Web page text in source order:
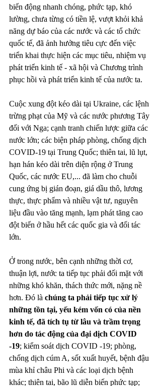
biến động nhanh chóng, phức tạp, khó
lường, chưa từng có tiền lệ, vượt khỏi khả
năng dự báo của các nước và các tổ chức
quốc tế, đã ảnh hưởng tiêu cực đến việc
triển khai thực hiện các mục tiêu, nhiệm vụ
phát triển kinh tế - xã hội và Chương trình
phục hồi và phát triển kinh tế của nước ta.
Cuộc xung đột kéo dài tại Ukraine, các lệnh
trừng phạt của Mỹ và các nước phương Tây
đối với Nga; cạnh tranh chiến lược giữa các
nước lớn; các biện pháp phòng, chống dịch
COVID-19 tại Trung Quốc; thiên tai, lũ lụt,
hạn hán kéo dài trên diện rộng ở Trung
Quốc, các nước EU,... đã làm cho chuỗi
cung ứng bị gián đoạn, giá dầu thô, lương
thực, thực phẩm và nhiều vật tư, nguyên
liệu đầu vào tăng mạnh, lạm phát tăng cao
đột biến ở hầu hết các quốc gia và đối tác
lớn.
Ở trong nước, bên cạnh những thời cơ,
thuận lợi, nước ta tiếp tục phải đối mặt với
những khó khăn, thách thức mới, nặng nề
hơn. Đó là chúng ta phải tiếp tục xử lý
những tồn tại, yếu kém vốn có của nền
kinh tế, đã tích tụ từ lâu và trầm trọng
hơn do tác động của đại dịch COVID
-19; kiểm soát dịch COVID -19; phòng,
chống dịch cúm A, sốt xuất huyết, bệnh đậu
mùa khỉ châu Phi và các loại dịch bệnh
khác; thiên tai, bão lũ diễn biến phức tạp;